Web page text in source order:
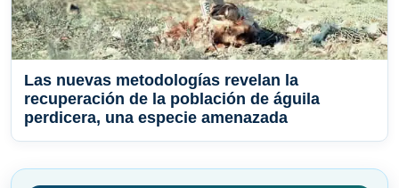
Las nuevas metodologías revelan la
recuperación de la población de águila
perdicera, una especie amenazada